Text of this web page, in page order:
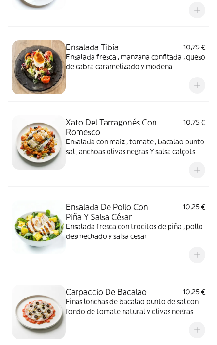
Ensalada Tibia
10,75 €
Ensalada fresca , manzana confitada , queso
de cabra caramelizado y modena
Xato Del Tarragonés Con
Romesco
10,75 €
Ensalada con maiz , tomate , bacalao punto
sal , anchoas olivas negras Y salsa calçots
Ensalada De Pollo Con
Piña Y Salsa César
10,25 €
Ensalada fresca con trocitos de piña , pollo
desmechado y salsa cesar
Carpaccio De Bacalao
10,25 €
Finas lonchas de bacalao punto de sal con
fondo de tomate natural y olivas negras